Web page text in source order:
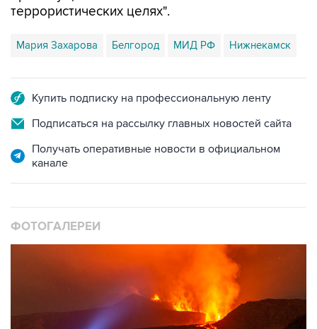
террористических целях".
Мария Захарова Белгород МИД РФ Нижнекамск
Купить подписку на профессиональную ленту
Подписаться на рассылку главных новостей сайта
Получать оперативные новости в официальном
канале
ФОТОГАЛЕРЕИ